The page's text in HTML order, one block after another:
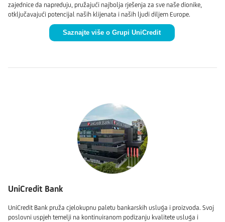
zajednice da napreduju, pružajući najbolja rješenja za sve naše dionike,
otključavajući potencijal naših klijenata i naših ljudi diljem Europe.
UniCredit Bank
UniCredit Bank pruža cjelokupnu paletu bankarskih usluga i proizvoda. Svoj
poslovni uspjeh temelji na kontinuiranom podizanju kvalitete usluga i